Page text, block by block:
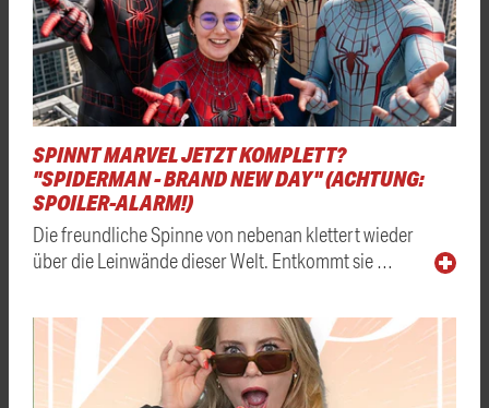
SPINNT MARVEL JETZT KOMPLETT?
"SPIDERMAN - BRAND NEW DAY" (ACHTUNG:
SPOILER-ALARM!)
Die freundliche Spinne von nebenan klettert wieder
über die Leinwände dieser Welt. Entkommt sie …